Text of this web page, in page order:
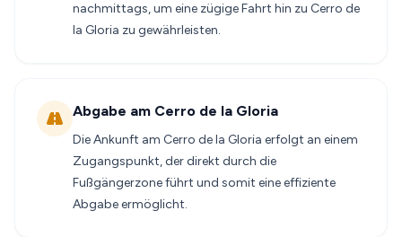
nachmittags, um eine zügige Fahrt hin zu Cerro de
la Gloria zu gewährleisten.
Abgabe am Cerro de la Gloria
Die Ankunft am Cerro de la Gloria erfolgt an einem
Zugangspunkt, der direkt durch die
Fußgängerzone führt und somit eine effiziente
Abgabe ermöglicht.